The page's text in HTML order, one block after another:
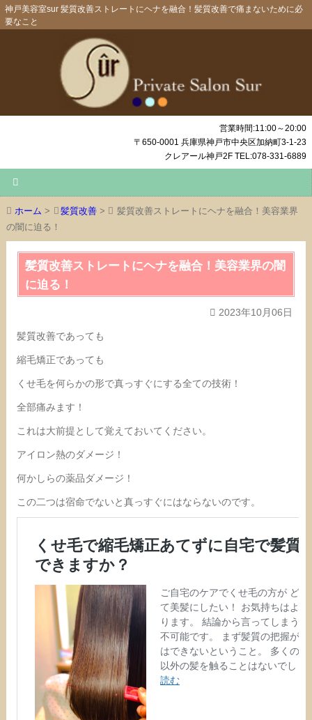
神戸美容室sur 髪質改善ストレートにヘナを融合！髪質改善で痛まないために必
要なこと
営業時間:11:00～20:00
〒650-0001 兵庫県神戸市中央区加納町3-1-23
クレアール神戸2F TEL:078-331-6889
ホーム > 髪質改善>
髪質改善ストレートにヘナを融合！美容業界
の闇に迫る！
髪質改善ストレートにヘナを融合！美容業界の闇
に迫る！
2023年10月06日
髪質改善であっても
縮毛矯正であっても
くせ毛を何らかの形で真っすぐにする全ての技術！
全部痛みます！
これは大前提として覚えておいてください。
アイロン熱のダメージ！
何かしらの薬品ダメージ！
この二つは宿命でないと真っすぐにはならないのです。